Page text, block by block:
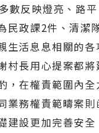
數反映燈亮、路
民政課2件、清潔
生活息息相關的各
村長用心提案都
，在權責範圍內
業務權責範疇案則
建設更加完善安全